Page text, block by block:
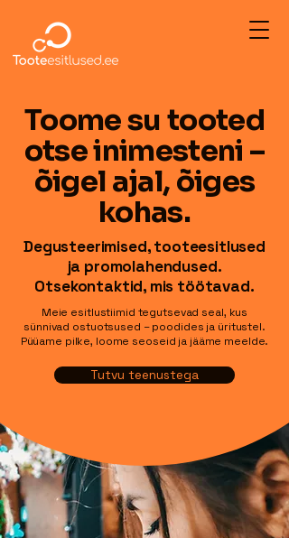
Toome su tooted
otse inimesteni –
õigel ajal, õiges
kohas.
Degusteerimised, tooteesitlused
ja promolahendused.
Otsekontaktid, mis töötavad.
Meie esitlustiimid tegutsevad seal, kus
sünnivad ostuotsused – poodides ja üritustel.
Püüame pilke, loome seoseid ja jääme meelde.
Tutvu teenustega